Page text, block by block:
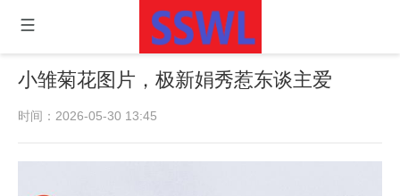
小雏菊花图片，极新娟秀惹东谈主爱
时间：2026-05-30 13:45